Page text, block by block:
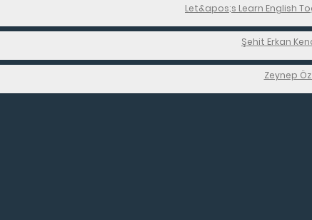
Let&apos;s Learn English
Şehit Erkan
Zeynep